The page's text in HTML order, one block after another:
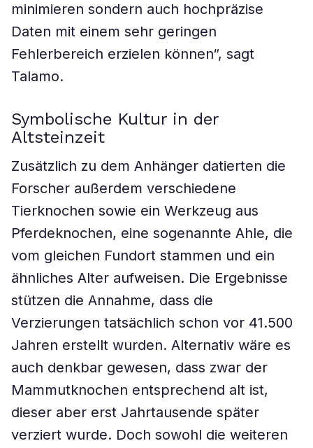
minimieren sondern auch hochpräzise
Daten mit einem sehr geringen
Fehlerbereich erzielen können“, sagt
Talamo.
Symbolische Kultur in der
Altsteinzeit
Zusätzlich zu dem Anhänger datierten die
Forscher außerdem verschiedene
Tierknochen sowie ein Werkzeug aus
Pferdeknochen, eine sogenannte Ahle, die
vom gleichen Fundort stammen und ein
ähnliches Alter aufweisen. Die Ergebnisse
stützen die Annahme, dass die
Verzierungen tatsächlich schon vor 41.500
Jahren erstellt wurden. Alternativ wäre es
auch denkbar gewesen, dass zwar der
Mammutknochen entsprechend alt ist,
dieser aber erst Jahrtausende später
verziert wurde. Doch sowohl die weiteren